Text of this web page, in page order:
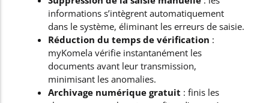
informations s’intègrent automatiquement
dans le système, éliminant les erreurs de saisie.
Réduction du temps de vérification :
myKomela vérifie instantanément les
documents avant leur transmission,
minimisant les anomalies.
Archivage numérique gratuit : finis les